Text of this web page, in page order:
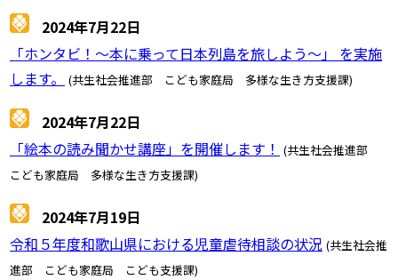
2024年7月22日
「ホンタビ！～本に乗って日本列島を旅しよう～」 を実施
します。
(共生社会推進部 こども家庭局 多様な生き方支援課)
2024年7月22日
「絵本の読み聞かせ講座」を開催します！ (共生社会推進部
こども家庭局 多様な生き方支援課)
2024年7月19日
令和５年度和歌山県における児童虐待相談の状況 (共生社会推
進部 こども家庭局 こども支援課)